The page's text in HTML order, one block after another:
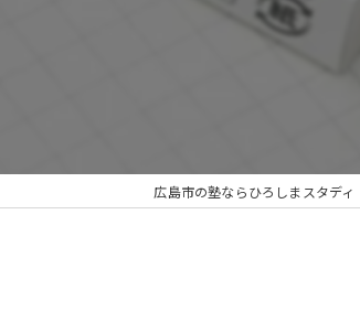
広島市の塾ならひろしまスタディ